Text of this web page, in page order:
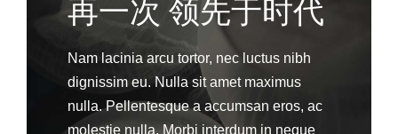
再一次 领先于时代
Nam lacinia arcu tortor, nec luctus nibh
dignissim eu. Nulla sit amet maximus
nulla. Pellentesque a accumsan eros, ac
molestie nulla. Morbi interdum in neque